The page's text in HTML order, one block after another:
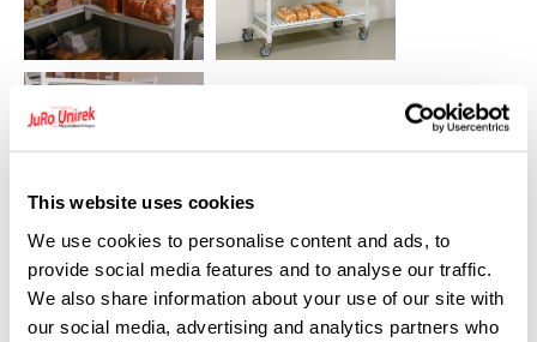
This website uses cookies
We use cookies to personalise content and ads, to
provide social media features and to analyse our traffic.
We also share information about your use of our site with
our social media, advertising and analytics partners who